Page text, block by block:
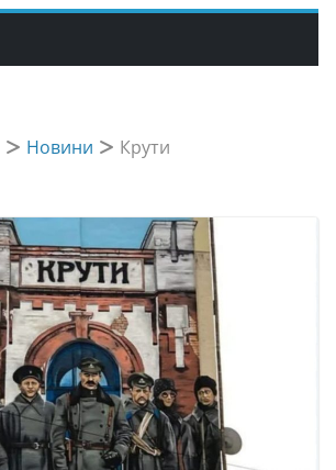
Новини Крути